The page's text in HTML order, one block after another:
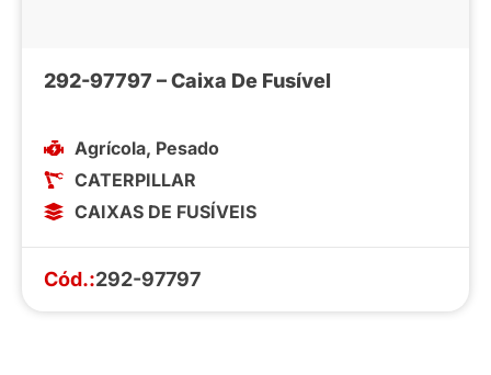
292-97797 – Caixa De Fusível
Agrícola, Pesado
CATERPILLAR
CAIXAS DE FUSÍVEIS
Cód.:292-97797